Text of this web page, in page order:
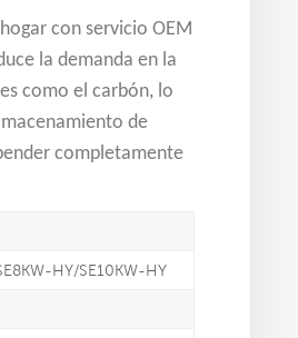
con servicio OEM
la demanda en la
como el carbón, lo
de
completamente
HY/SE10KW-HY